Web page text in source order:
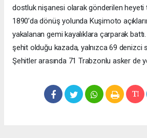
dostluk nişanesi olarak gönderilen heyeti
1890’da dönüş yolunda Kuşimoto
yakalanan gemi kayalıklara çarparak
şehit olduğu kazada, yalnızca 69 denizci
Şehitler arasında 71 Trabzonlu asker de